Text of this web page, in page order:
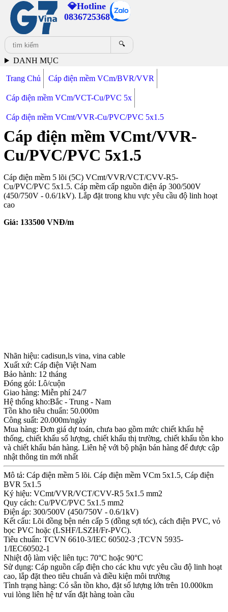
💎Hotline
0836725368
🔍
DANH MỤC
Trang Chủ Cáp điện mềm VCm/BVR/VVR
Cáp điện mềm VCm/VCT-Cu/PVC 5x
Cáp điện mềm VCmt/VVR-Cu/PVC/PVC 5x1.5
Cáp điện mềm VCmt/VVR-
Cu/PVC/PVC 5x1.5
Cáp điện mềm 5 lõi (5C) VCmt/VVR/VCT/CVV-R5-
Cu/PVC/PVC 5x1.5. Cáp mềm cấp nguồn điện áp 300/500V
(450/750V - 0.6/1kV). Lắp đặt trong khu vực yêu cầu độ linh hoạt
cao
Giá: 133500VNĐ/m
Nhãn hiệu: cadisun,ls vina, vina cable
Xuất xứ: Cáp điện Việt Nam
Bảo hành: 12 tháng
Đóng gói: Lô/cuộn
Giao hàng: Miễn phí 24/7
Hệ thống kho:Bắc - Trung - Nam
Tồn kho tiêu chuẩn: 50.000m
Công suất: 20.000m/ngày
Mua hàng: Đơn giá dự toán, chưa bao gồm mức chiết khấu hệ
thống, chiết khấu số lượng, chiết khấu thị trường, chiết khấu tồn kho
và chiết khấu bán hàng. Liên hệ với bộ phận bán hàng để được cập
nhật thông tin mới nhất
Mô tả: Cáp điện mềm 5 lõi. Cáp điện mềm VCm 5x1.5, Cáp điện
BVR 5x1.5
Ký hiệu: VCmt/VVR/VCT/CVV-R5 5x1.5 mm2
Quy cách: Cu/PVC/PVC 5x1.5 mm2
Điện áp: 300/500V (450/750V - 0.6/1kV)
Kết cấu: Lõi đồng bện nén cấp 5 (đồng sợi tóc), cách điện PVC, vỏ
bọc PVC hoặc (LSHF/LSZH/Fr-PVC).
Tiêu chuẩn: TCVN 6610-3/IEC 60502-3 ;TCVN 5935-
1/IEC60502-1
Nhiệt độ làm việc liên tục: 70°C hoặc 90°C
Sử dụng: Cáp nguồn cấp điện cho các khu vực yêu cầu độ linh hoạt
cao, lắp đặt theo tiêu chuẩn và điều kiện môi trường
Tình trạng hàng: Có sẵn tồn kho, đặt số lượng lớn trên 10.000km
vui lòng liên hệ tư vấn đặt hàng toàn cầu